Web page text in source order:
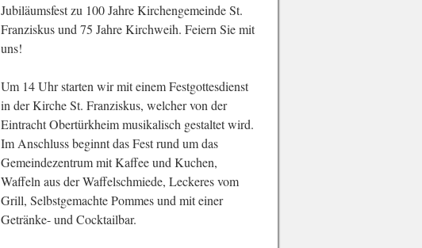
Jubiläumsfest zu 100 Jahre Kirchengemeinde St.
Franziskus und 75 Jahre Kirchweih. Feiern Sie mit
uns!
Um 14 Uhr starten wir mit einem Festgottesdienst
in der Kirche St. Franziskus, welcher von der
Eintracht Obertürkheim musikalisch gestaltet wird.
Im Anschluss beginnt das Fest rund um das
Gemeindezentrum mit Kaffee und Kuchen,
Waffeln aus der Waffelschmiede, Leckeres vom
Grill, Selbstgemachte Pommes und mit einer
Getränke- und Cocktailbar.